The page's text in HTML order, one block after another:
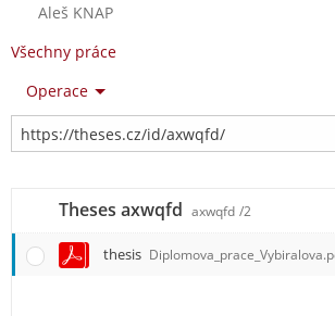
Aleš KNAP
Všechny práce
Operace
Theses axwqfd axwqfd /2
thesis